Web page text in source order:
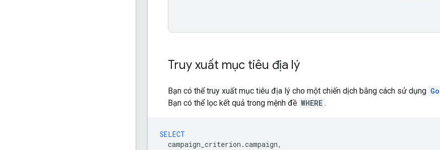
Truy xuất mục tiêu địa lý
Bạn có thể truy xuất mục tiêu địa lý cho một chiến dịch bằng cách sử dụng
Bạn có thể lọc kết quả trong mệnh đề WHERE .
SELECT
campaign_criterion .campaign,